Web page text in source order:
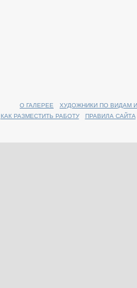
О ГАЛЕРЕЕ
ХУДОЖНИКИ ПО ВИДАМ
КАК РАЗМЕСТИТЬ РАБОТУ
ПРАВИЛА САЙТА